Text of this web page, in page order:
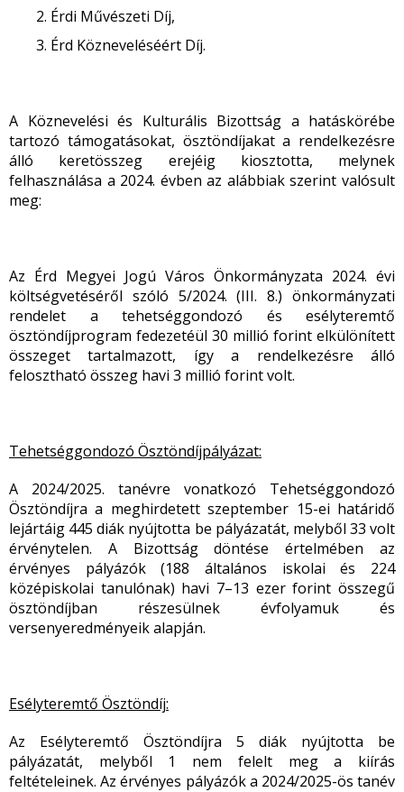
Érdi Művészeti Díj,
Érd Közneveléséért Díj.
A Köznevelési és Kulturális Bizottság a hatáskörébe
tartozó támogatásokat, ösztöndíjakat a rendelkezésre
álló keretösszeg erejéig kiosztotta, melynek
felhasználása a 2024. évben az alábbiak szerint valósult
meg:
Az Érd Megyei Jogú Város Önkormányzata 2024. évi
költségvetéséről szóló 5/2024. (III. 8.) önkormányzati
rendelet a tehetséggondozó és esélyteremtő
ösztöndíjprogram fedezetéül 30 millió forint elkülönített
összeget tartalmazott, így a rendelkezésre álló
felosztható összeg havi 3 millió forint volt.
Tehetséggondozó Ösztöndíjpályázat:
A 2024/2025. tanévre vonatkozó Tehetséggondozó
Ösztöndíjra a meghirdetett szeptember 15-ei határidő
lejártáig 445 diák nyújtotta be pályázatát, melyből 33 volt
érvénytelen. A Bizottság döntése értelmében az
érvényes pályázók (188 általános iskolai és 224
középiskolai tanulónak) havi 7–13 ezer forint összegű
ösztöndíjban részesülnek évfolyamuk és
versenyeredményeik alapján.
Esélyteremtő Ösztöndíj:
Az Esélyteremtő Ösztöndíjra 5 diák nyújtotta be
pályázatát, melyből 1 nem felelt meg a kiírás
feltételeinek. Az érvényes pályázók a 2024/2025-ös tanév